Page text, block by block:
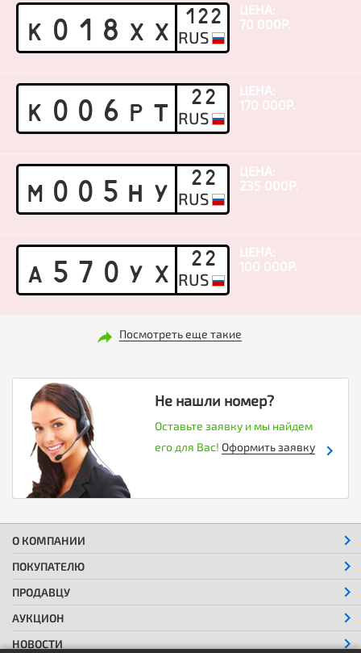
K 0 1 8 X X
122
ЦЕНА:
70 000Р.
K 0 0 6 P T
22
ЦЕНА:
170 000Р.
M 0 0 5 H Y
22
ЦЕНА:
235 000Р.
A 5 7 0 Y X
22
ЦЕНА:
100 000Р.
Посмотреть еще такие
Не нашли номер?
Оставьте заявку и мы найдем
его для Вас! Оформить заявку
О КОМПАНИИ
ПОКУПАТЕЛЮ
ПРОДАВЦУ
АУКЦИОН
НОВОСТИ